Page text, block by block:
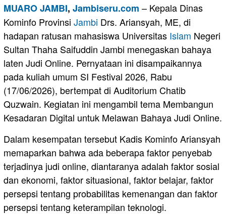
MUARO JAMBI, Jambiseru.com – Kepala Dinas
Kominfo Provinsi Jambi Drs. Ariansyah, ME, di
hadapan ratusan mahasiswa Universitas Islam Negeri
Sultan Thaha Saifuddin Jambi menegaskan bahaya
laten Judi Online. Pernyataan ini disampaikannya
pada kuliah umum SI Festival 2026, Rabu
(17/06/2026), bertempat di Auditorium Chatib
Quzwain. Kegiatan ini mengambil tema Membangun
Kesadaran Digital untuk Melawan Bahaya Judi Online.
Dalam kesempatan tersebut Kadis Kominfo Ariansyah
memaparkan bahwa ada beberapa faktor penyebab
terjadinya judi online, diantaranya adalah faktor sosial
dan ekonomi, faktor situasional, faktor belajar, faktor
persepsi tentang probabilitas kemenangan dan faktor
persepsi tentang keterampilan teknologi.